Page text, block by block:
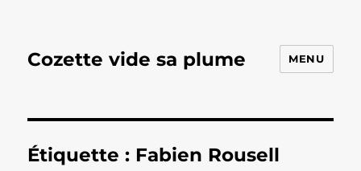
Cozette vide sa plume MENU
Étiquette : Fabien Rousell